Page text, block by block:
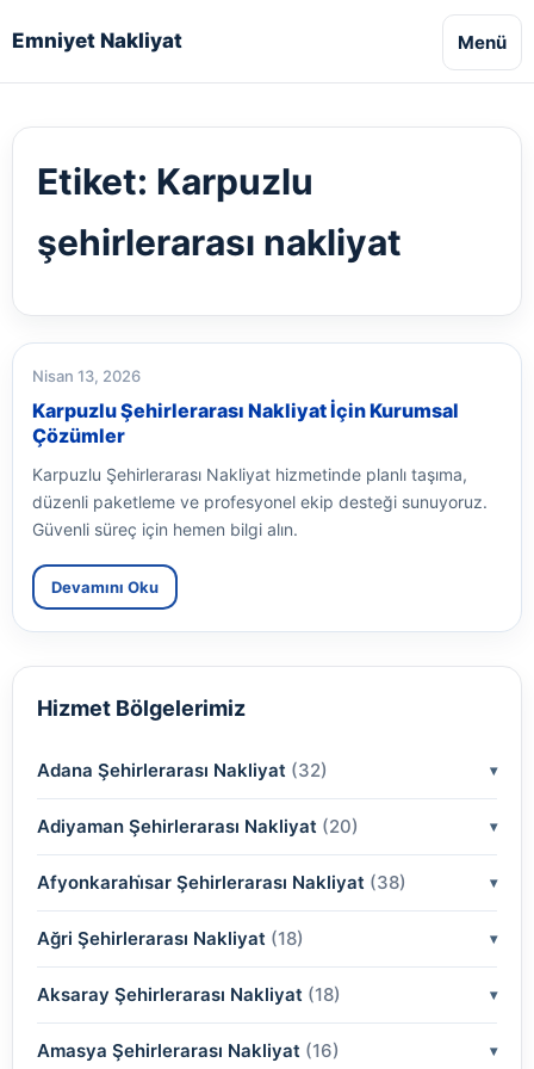
Emniyet Nakliyat Menü
Etiket: Karpuzlu
şehirlerarası nakliyat
Nisan 13, 2026
Karpuzlu Şehirlerarası Nakliyat İçin Kurumsal
Çözümler
Karpuzlu Şehirlerarası Nakliyat hizmetinde planlı taşıma,
düzenli paketleme ve profesyonel ekip desteği sunuyoruz.
Güvenli süreç için hemen bilgi alın.
Devamını Oku
Hizmet Bölgelerimiz
Adana Şehirlerarası Nakliyat (32)
(2)
(2)
(2)
(2)
(2)
Adiyaman Şehirlerarası Nakliyat (20)
(2)
(2)
(2)
(2)
Afyonkarahi̇sar Şehirlerarası Nakliyat (38)
(2)
(2)
(2)
Ağri Şehirlerarası Nakliyat (18)
(2)
(2)
Aksaray Şehirlerarası Nakliyat (18)
(2)
Amasya Şehirlerarası Nakliyat (16)